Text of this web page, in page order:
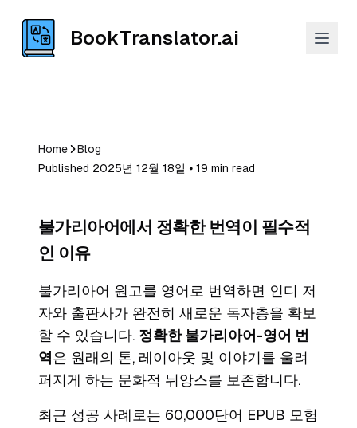
BookTranslator.ai
Home
Blog
Published 2025년 12월 18일 ⦁ 19 min read
불가리아어에서 정확한 번역이 필수적
인 이유
불가리아어 원고를 영어로 번역하면 인디 저
자와 출판사가 완전히 새로운 독자층을 확보
할 수 있습니다. 정확한 불가리아어-영어 번
역은 원래의 톤, 레이아웃 및 이야기를 울려
퍼지게 하는 문화적 뉘앙스를 보존합니다.
최근 성공 사례로는 60,000단어 EPUB 모험